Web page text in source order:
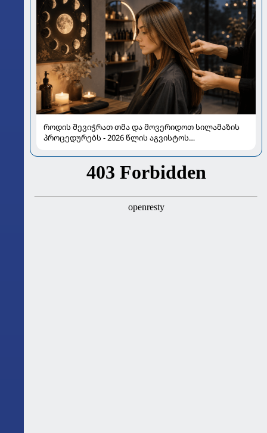
როდის შევიჭრათ თმა და მოვერიდოთ სილამაზის
პროცედურებს - 2026 წლის აგვისტოს